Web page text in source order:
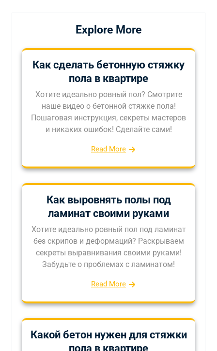
Explore More
Как сделать бетонную стяжку
пола в квартире
Хотите идеально ровный пол? Смотрите
наше видео о бетонной стяжке пола!
Пошаговая инструкция, секреты мастеров
и никаких ошибок! Сделайте сами!
Read More
Как выровнять полы под
ламинат своими руками
Хотите идеально ровный пол под ламинат
без скрипов и деформаций? Раскрываем
секреты выравнивания своими руками!
Забудьте о проблемах с ламинатом!
Read More
Какой бетон нужен для стяжки
пола в квартире